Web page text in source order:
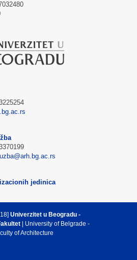
jedinica
Univerzitet u Beogradu -
| University of Belgrade -
of Architecture